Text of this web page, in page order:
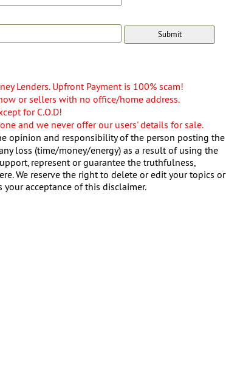
Lenders. Upfront Payment is 100% scam!
or sellers with no office/home address.
for C.O.D!
and we never offer our users' details for sale.
opinion and responsibility of the person posting the
loss (time/money/energy) as a result of using the
represent or guarantee the truthfulness,
We reserve the right to delete or edit your topics or
acceptance of this disclaimer.